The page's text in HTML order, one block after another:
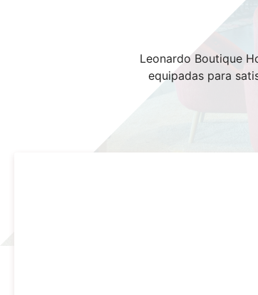
Leonardo Boutique
equipadas para